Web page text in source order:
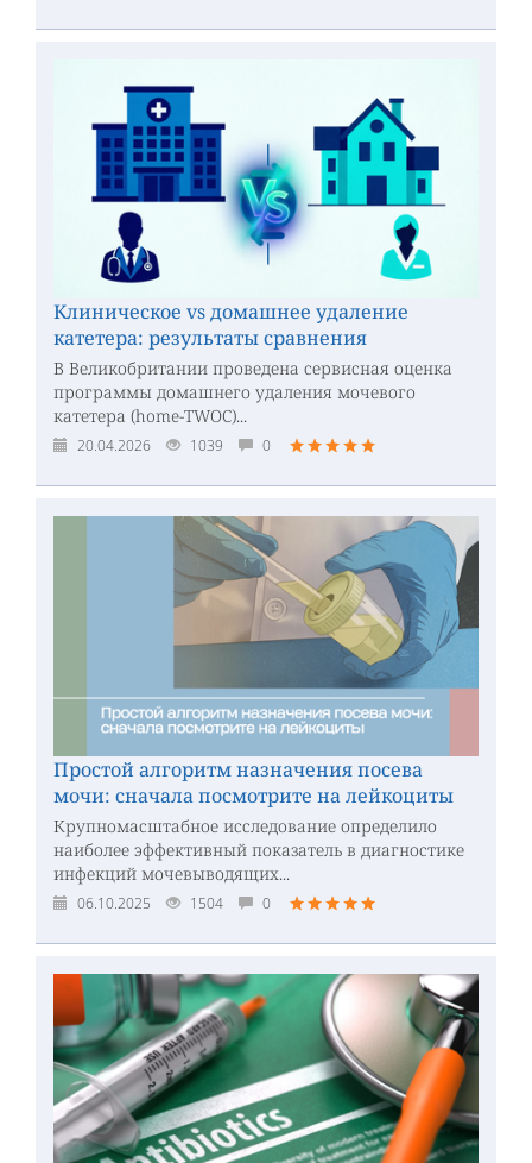
Клиническое vs домашнее удаление
катетера: результаты сравнения
В Великобритании проведена сервисная оценка
программы домашнего удаления мочевого
катетера (home-TWOC)...
20.04.2026 1039 0
Простой алгоритм назначения посева
мочи: сначала посмотрите на лейкоциты
Крупномасштабное исследование определило
наиболее эффективный показатель в диагностике
инфекций мочевыводящих...
06.10.2025 1504 0